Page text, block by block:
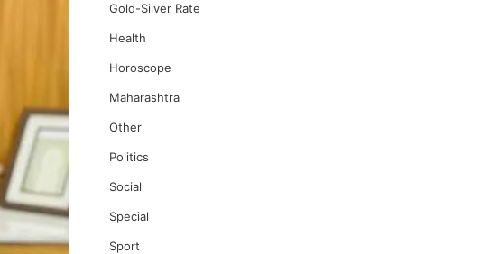
Gold-Silver Rate
Health
Horoscope
Maharashtra
Other
Politics
Social
Special
Sport